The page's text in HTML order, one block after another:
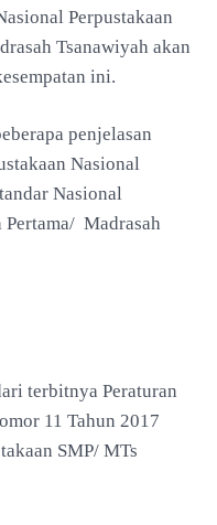
Perpustakaan
Tsanawiyah akan
ini.
penjelasan
Nasional
Nasional
Pertama/ Madrasah
terbitnya Peraturan
11 Tahun 2017
SMP/ MTs